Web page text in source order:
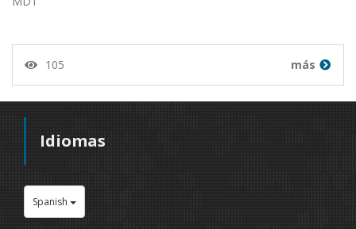
105 más
Idiomas
Spanish